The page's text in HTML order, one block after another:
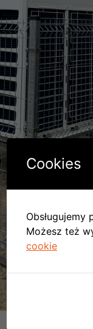
Cookies
Możesz też
cookie